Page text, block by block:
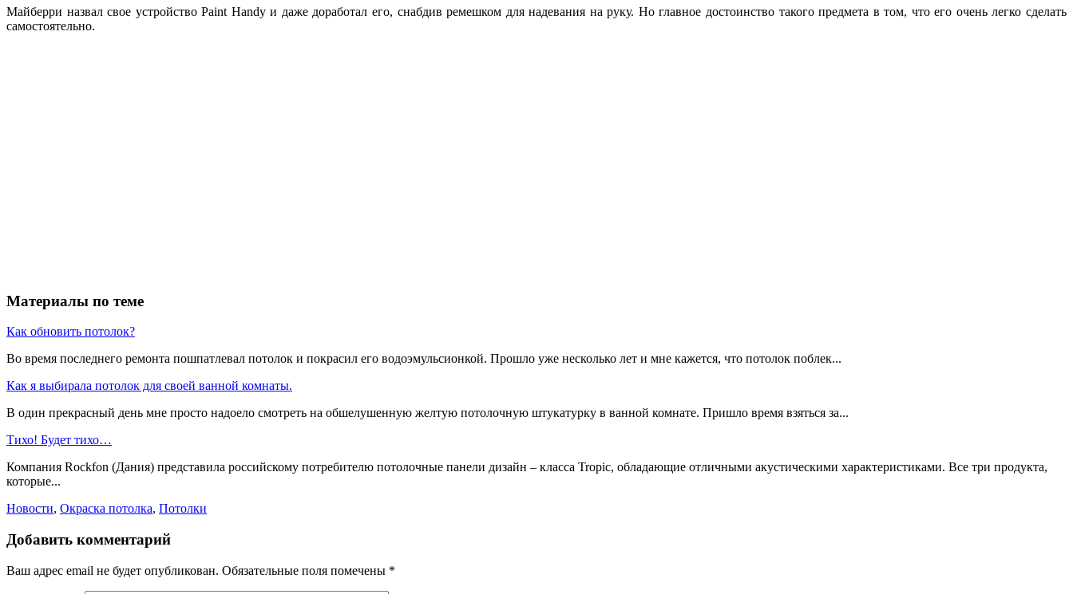
Майберри назвал свое устройство Paint Handy и даже доработал его, снабдив ремешком для надевания на руку. Но главное достоинство такого предмета в том, что его очень легко сделать
самостоятельно.
Материалы по теме
Как обновить потолок?
Во время последнего ремонта пошпатлевал потолок и покрасил его водоэмульсионкой. Прошло уже несколько лет и мне кажется, что потолок поблек...
Как я выбирала потолок для своей ванной комнаты.
В один прекрасный день мне просто надоело смотреть на обшелушенную желтую потолочную штукатурку в ванной комнате. Пришло время взяться за...
Тихо! Будет тихо…
Компания Rockfon (Дания) представила российскому потребителю потолочные панели дизайн – класса Tropic, обладающие отличными акустическими характеристиками. Все три продукта,
которые...
Новости, Окраска потолка, Потолки
Добавить комментарий
Ваш адрес email не будет опубликован. Обязательные поля помечены *